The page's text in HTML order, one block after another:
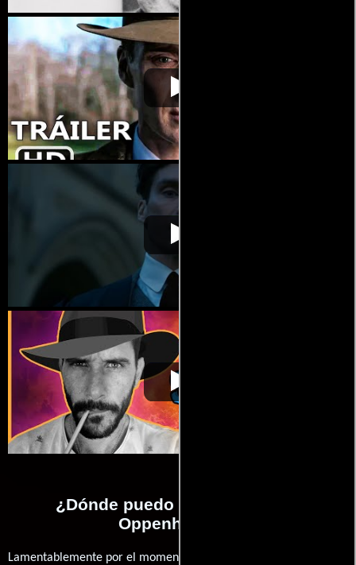
OppenheimerVideo de la película Oppenheimer
Oppenheimer Video de la película Oppenheimer
¿Dónde puedo ver la películas
Oppenheimer?
Lamentablemente por el momento no contamos con enlaces a